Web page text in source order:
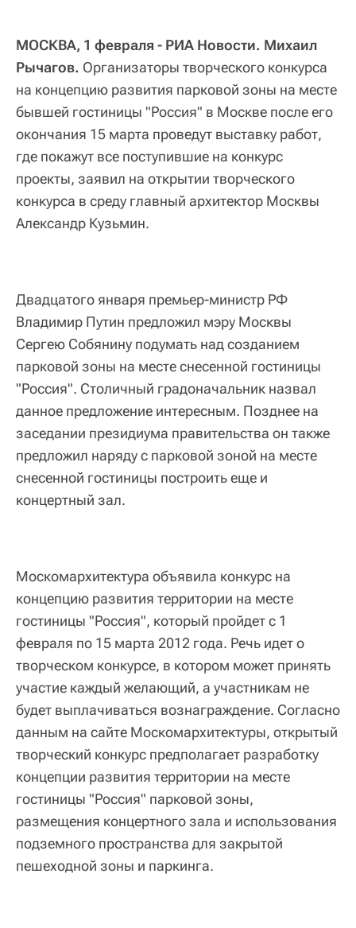
МОСКВА, 1 февраля - РИА Новости. Михаил
Рычагов. Организаторы творческого конкурса
на концепцию развития парковой зоны на месте
бывшей гостиницы "Россия" в Москве после его
окончания 15 марта проведут выставку работ,
где покажут все поступившие на конкурс
проекты, заявил на открытии творческого
конкурса в среду главный архитектор Москвы
Александр Кузьмин.
Двадцатого января премьер-министр РФ
Владимир Путин предложил мэру Москвы
Сергею Собянину подумать над созданием
парковой зоны на месте снесенной гостиницы
"Россия". Столичный градоначальник назвал
данное предложение интересным. Позднее на
заседании президиума правительства он также
предложил наряду с парковой зоной на месте
снесенной гостиницы построить еще и
концертный зал.
Москомархитектура объявила конкурс на
концепцию развития территории на месте
гостиницы "Россия", который пройдет с 1
февраля по 15 марта 2012 года. Речь идет о
творческом конкурсе, в котором может принять
участие каждый желающий, а участникам не
будет выплачиваться вознаграждение. Согласно
данным на сайте Москомархитектуры, открытый
творческий конкурс предполагает разработку
концепции развития территории на месте
гостиницы "Россия" парковой зоны,
размещения концертного зала и использования
подземного пространства для закрытой
пешеходной зоны и паркинга.